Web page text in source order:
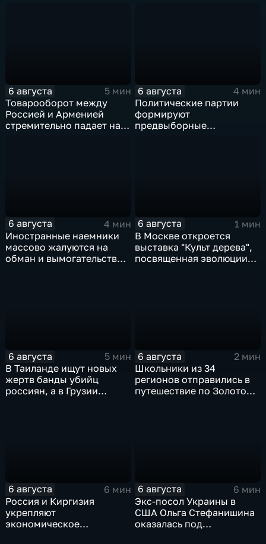
6 августа
5 мин
Товарооборот между
Россией и Арменией
стремительно падает на
6 августа
4 мин
Политические партии
формируют
предвыборные
6 августа
4 мин
Иностранные наемники
массово жалуются на
обман и вымогательство
6 августа
1 мин
В Москве откроется
выставка "Культ дерева",
посвященная эволюции
6 августа
5 мин
В Таиланде ищут новых
жертв банды убийц
россиян, а в Грузии
6 августа
2 мин
Школьники из 34
регионов отправились в
путешествие по Золотому
6 августа
6 мин
Россия и Киргизия
укрепляют
экономическое
6 августа
6 мин
Экс-посол Украины в
США Ольга Стефанишина
оказалась под